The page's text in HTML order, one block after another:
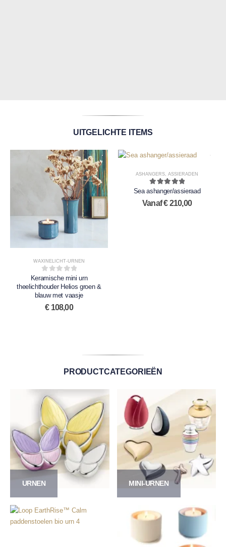
UITGELICHTE ITEMS
WAXINELICHT-URNEN
0out of 5
Keramische mini urn
theelichthouder Helios groen &
blauw met vaasje
€108,00
ASHANGERS ASSIERADEN
5.00out of 5
Sea ashanger/assieraad
Vanaf€210,00
PRODUCTCATEGORIEËN
URNEN MINI-URNEN